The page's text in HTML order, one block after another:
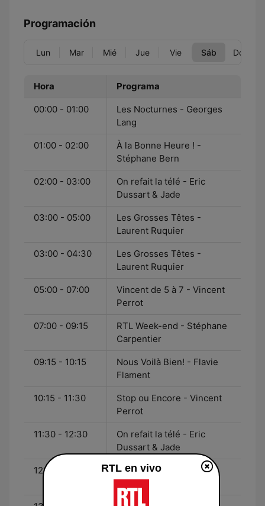
Programación
Lun Mar Mié Jue Vie Sáb Dom
Hora Programa
00:00 - 01:00
Les Nocturnes - Georges
Lang
01:00 - 02:00
À la Bonne Heure ! -
Stéphane Bern
02:00 - 03:00
On refait la télé - Eric
Dussart & Jade
03:00 - 05:00
Les Grosses Têtes -
Laurent Ruquier
03:00 - 04:30
Les Grosses Têtes -
Laurent Ruquier
05:00 - 07:00
Vincent de 5 à 7 - Vincent
Perrot
07:00 - 09:15
RTL Week-end - Stéphane
Carpentier
09:15 - 10:15
Nous Voilà Bien! - Flavie
Flament
10:15 - 11:30
Stop ou Encore - Vincent
Perrot
11:30 - 12:30
On refait la télé - Eric
Dussart & Jade
12:30 - 13:30
Le Journal Inattendu -
Vincent Parizot
RTL en vivo